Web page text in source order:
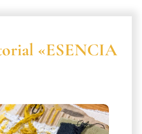
«ESENCIA